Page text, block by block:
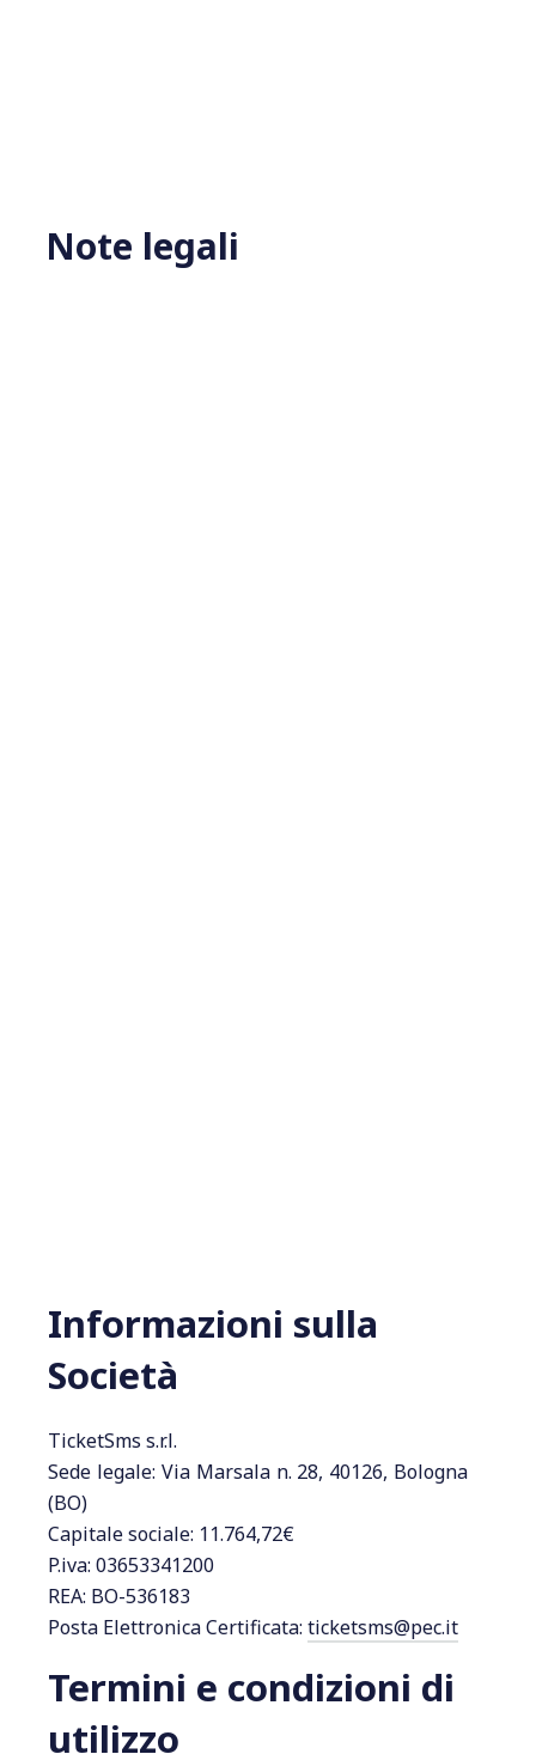
Note legali
Informazioni sulla
Società
TicketSms s.r.l.
Sede legale: Via Marsala n. 28, 40126, Bologna
(BO)
Capitale sociale: 11.764,72€
P.iva: 03653341200
REA: BO-536183
Posta Elettronica Certificata: ticketsms@pec.it
Termini e condizioni di
utilizzo